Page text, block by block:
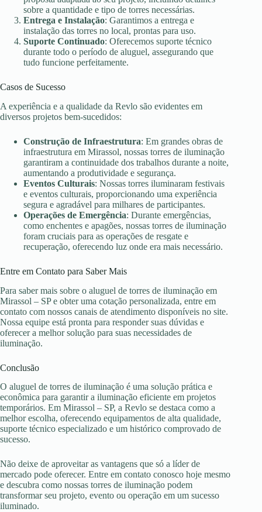
sobre a quantidade e tipo de torres necessárias.
Entrega e Instalação: Garantimos a entrega e
instalação das torres no local, prontas para uso.
Suporte Continuado: Oferecemos suporte técnico
durante todo o período de aluguel, assegurando que
tudo funcione perfeitamente.
Casos de Sucesso
A experiência e a qualidade da Revlo são evidentes em
diversos projetos bem-sucedidos:
Construção de Infraestrutura: Em grandes obras de
infraestrutura em Mirassol, nossas torres de iluminação
garantiram a continuidade dos trabalhos durante a noite,
aumentando a produtividade e segurança.
Eventos Culturais: Nossas torres iluminaram festivais
e eventos culturais, proporcionando uma experiência
segura e agradável para milhares de participantes.
Operações de Emergência: Durante emergências,
como enchentes e apagões, nossas torres de iluminação
foram cruciais para as operações de resgate e
recuperação, oferecendo luz onde era mais necessário.
Entre em Contato para Saber Mais
Para saber mais sobre o aluguel de torres de iluminação em
Mirassol – SP e obter uma cotação personalizada, entre em
contato com nossos canais de atendimento disponíveis no site.
Nossa equipe está pronta para responder suas dúvidas e
oferecer a melhor solução para suas necessidades de
iluminação.
Conclusão
O aluguel de torres de iluminação é uma solução prática e
econômica para garantir a iluminação eficiente em projetos
temporários. Em Mirassol – SP, a Revlo se destaca como a
melhor escolha, oferecendo equipamentos de alta qualidade,
suporte técnico especializado e um histórico comprovado de
sucesso.
Não deixe de aproveitar as vantagens que só a líder de
mercado pode oferecer. Entre em contato conosco hoje mesmo
e descubra como nossas torres de iluminação podem
transformar seu projeto, evento ou operação em um sucesso
iluminado.